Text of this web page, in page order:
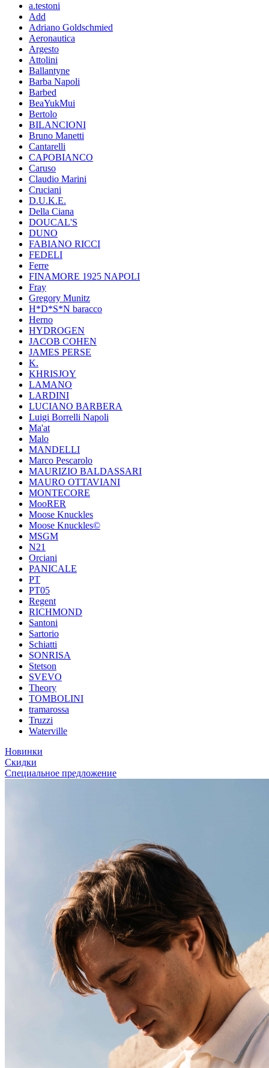
a.testoni
Add
Adriano Goldschmied
Aeronautica
Argesto
Attolini
Ballantyne
Barba Napoli
Barbed
BeaYukMui
Bertolo
BILANCIONI
Bruno Manetti
Cantarelli
CAPOBIANCO
Caruso
Claudio Marini
Cruciani
D.U.K.E.
Della Ciana
DOUCAL'S
DUNO
FABIANO RICCI
FEDELI
Ferre
FINAMORE 1925 NAPOLI
Fray
Gregory Munitz
H*D*S*N baracco
Herno
HYDROGEN
JACOB COHEN
JAMES PERSE
K.
KHRISJOY
LAMANO
LARDINI
LUCIANO BARBERA
Luigi Borrelli Napoli
Ma'at
Malo
MANDELLI
Marco Pescarolo
MAURIZIO BALDASSARI
MAURO OTTAVIANI
MONTECORE
MooRER
Moose Knuckles
Moose Knuckles©️
MSGM
N21
Orciani
PANICALE
PT
PT05
Regent
RICHMOND
Santoni
Sartorio
Schiatti
SONRISA
Stetson
SVEVO
Theory
TOMBOLINI
tramarossa
Truzzi
Waterville
Новинки
Скидки
Специальное предложение